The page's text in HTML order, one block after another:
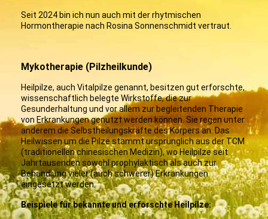
Seit 2024 bin ich nun auch mit der rhytmischen
Hormontherapie nach Rosina Sonnenschmidt vertraut.
Mykotherapie (Pilzheilkunde)
Heilpilze, auch Vitalpilze genannt, besitzen gut erforschte,
wissenschaftlich belegte Wirkstoffe, die zur
Gesunderhaltung und vor allem zur begleitenden Therapie
von Erkrankungen genutzt werden können. Sie regen unter
anderem die Selbstheilungskräfte des Körpers an. Das
Heilwissen um die Pilze stammt ursprünglich aus der TCM
(traditionellen chinesischen Medizin), wo Heilpilze seit
Jahrtausenden sowohl prophylaktisch als auch zur
Behandlung vieler (auch schwerer) Erkrankungen
eingesetzt werden.
Beispiele für bekannte und erforschte Heilpilze: